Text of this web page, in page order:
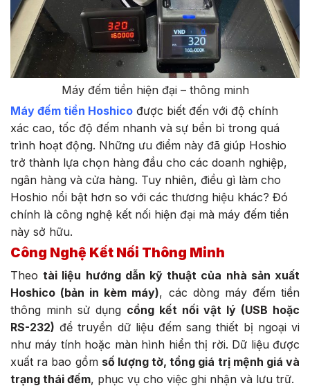
Máy đếm tiền hiện đại – thông minh
Máy đếm tiền Hoshico được biết đến với độ chính
xác cao, tốc độ đếm nhanh và sự bền bỉ trong quá
trình hoạt động. Những ưu điểm này đã giúp Hoshio
trở thành lựa chọn hàng đầu cho các doanh nghiệp,
ngân hàng và cửa hàng. Tuy nhiên, điều gì làm cho
Hoshio nổi bật hơn so với các thương hiệu khác? Đó
chính là công nghệ kết nối hiện đại mà máy đếm tiền
này sở hữu.
Công Nghệ Kết Nối Thông Minh
Theotài liệu hướng dẫn kỹ thuật của nhà sản xuất
Hoshico (bản in kèm máy), các dòng máy đếm tiền
thông minh sử dụng cổng kết nối vật lý (USB hoặc
RS-232) để truyền dữ liệu đếm sang thiết bị ngoại vi
như máy tính hoặc màn hình hiển thị rời. Dữ liệu được
xuất ra bao gồm số lượng tờ, tổng giá trị mệnh giá và
trạng thái đếm, phục vụ cho việc ghi nhận và lưu trữ.